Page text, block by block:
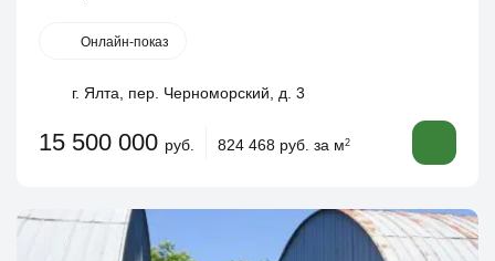
Онлайн-показ
г. Ялта, пер. Черноморский, д. 3
15 500 000 руб. 824 468 руб. за м2